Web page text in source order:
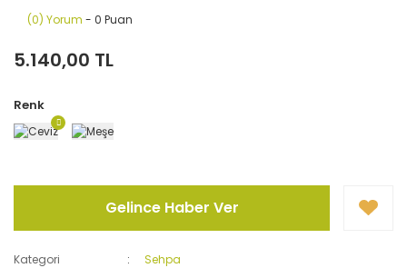
(0) Yorum - 0 Puan
5.140,00 TL
Renk
Gelince Haber Ver
Kategori
Sehpa